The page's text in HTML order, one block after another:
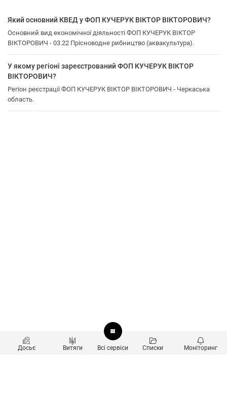
Який основний КВЕД у ФОП КУЧЕРУК ВІКТОР ВІКТОРОВИЧ?
Основний вид економічної діяльності ФОП КУЧЕРУК ВІКТОР
ВІКТОРОВИЧ - 03.22 Прісноводне рибництво (аквакультура).
У якому регіоні зареєстрований ФОП КУЧЕРУК ВІКТОР
ВІКТОРОВИЧ?
Регіон реєстрації ФОП КУЧЕРУК ВІКТОР ВІКТОРОВИЧ - Черкаська
область.
Досьє Витяги Всі сервіси Списки Моніторинг